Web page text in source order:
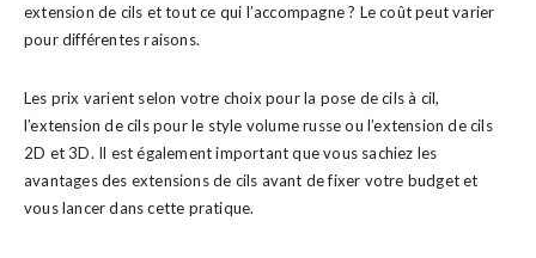
extension de cils et tout ce qui l’accompagne ? Le coût peut varier
pour différentes raisons.
Les prix varient selon votre choix pour la pose de cils à cil,
l’extension de cils pour le style volume russe ou l’extension de cils
2D et 3D. Il est également important que vous sachiez les
avantages des extensions de cils avant de fixer votre budget et
vous lancer dans cette pratique.